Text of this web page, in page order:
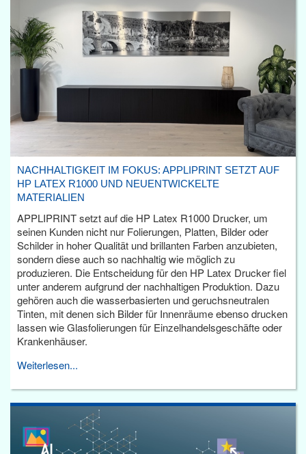
NACHHALTIGKEIT IM FOKUS: APPLIPRINT SETZT AUF
HP LATEX R1000 UND NEUENTWICKELTE
MATERIALIEN
APPLIPRINT setzt auf die HP Latex R1000 Drucker, um
seinen Kunden nicht nur Folierungen, Platten, Bilder oder
Schilder in hoher Qualität und brillanten Farben anzubieten,
sondern diese auch so nachhaltig wie möglich zu
produzieren. Die Entscheidung für den HP Latex Drucker fiel
unter anderem aufgrund der nachhaltigen Produktion. Dazu
gehören auch die wasserbasierten und geruchsneutralen
Tinten, mit denen sich Bilder für Innenräume ebenso drucken
lassen wie Glasfolierungen für Einzelhandelsgeschäfte oder
Krankenhäuser.
Weiterlesen...